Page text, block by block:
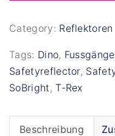
Category: Reflektoren
Tags: Dino,
Safetyreflector,
SoBright ,T-Rex
Beschreibung